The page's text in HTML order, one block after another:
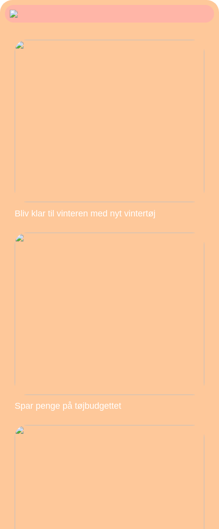
Bliv klar til vinteren med nyt vintertøj
Spar penge på tøjbudgettet